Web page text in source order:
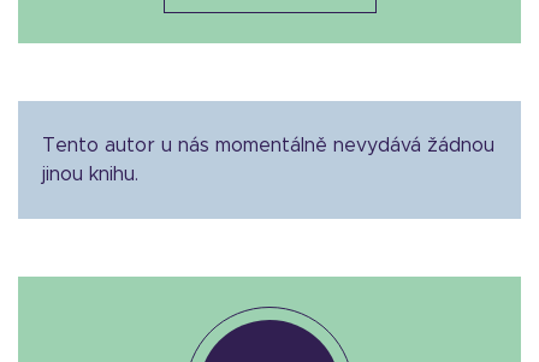
Tento autor u nás momentálně nevydává žádnou
jinou knihu.